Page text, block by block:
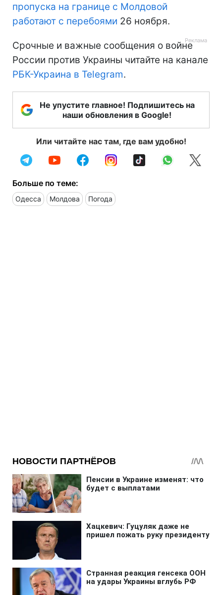
пропуска на границе с Молдовой
работают с перебоями 26 ноября.
Срочные и важные сообщения о войне
России против Украины читайте на канале
РБК-Украина в Telegram.
Не упустите главное! Подпишитесь на
наши обновления в Google!
Или читайте нас там, где вам удобно!
Больше по теме:
Одесса Молдова Погода